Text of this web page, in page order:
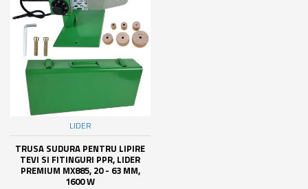
LIDER
TRUSA SUDURA PENTRU LIPIRE
TEVI SI FITINGURI PPR, LIDER
PREMIUM MX885, 20 - 63 MM,
1600 W